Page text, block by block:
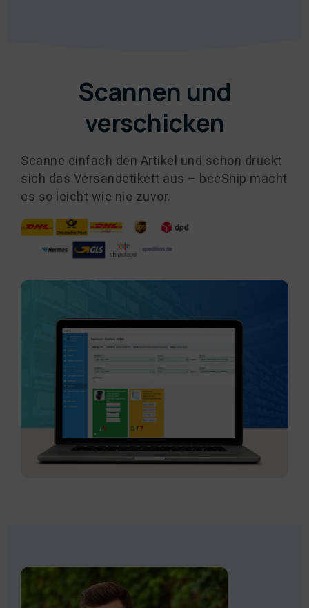
Scannen und
verschicken
Scanne einfach den Artikel und schon druckt
sich das Versandetikett aus – beeShip macht
es so leicht wie nie zuvor.